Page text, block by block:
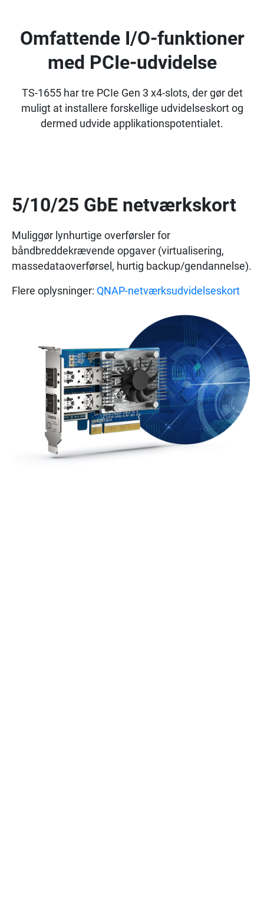
Omfattende I/O-funktioner
med PCIe-udvidelse
TS-1655 har tre PCIe Gen 3 x4-slots, der gør det
muligt at installere forskellige udvidelseskort og
dermed udvide applikationspotentialet.
5/10/25 GbE netværkskort
Muliggør lynhurtige overførsler for
båndbreddekrævende opgaver (virtualisering,
massedataoverførsel, hurtig backup/gendannelse).
Flere oplysninger: QNAP-netværksudvidelseskort